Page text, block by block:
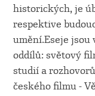
historických, je
respektive
umění.Eseje jsou
oddílů: světový
studií a
českého filmu -